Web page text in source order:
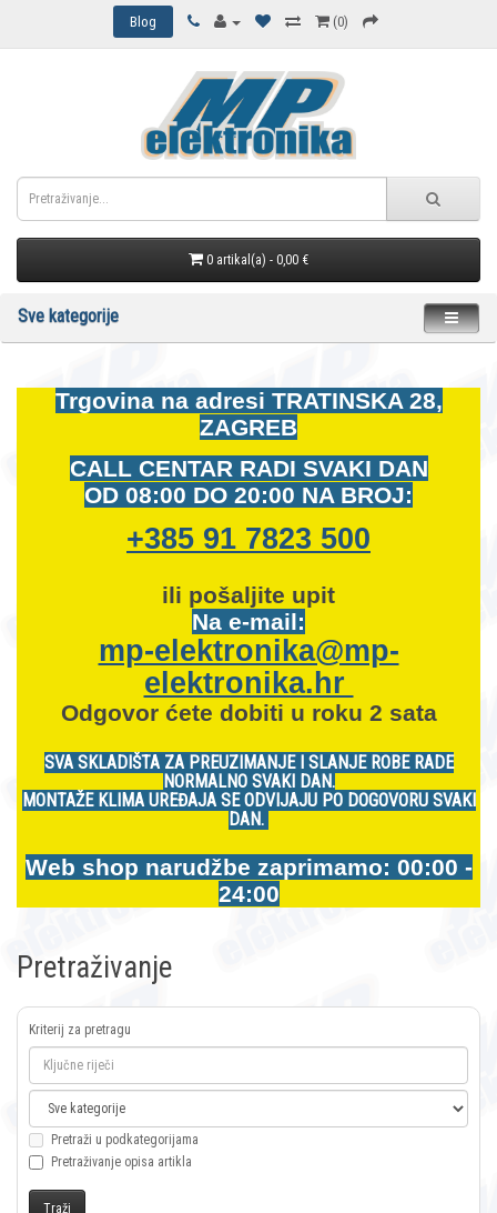
Blog (0)
0 artikal(a) - 0,00 €
Sve kategorije
Trgovina na adresi TRATINSKA 28,
ZAGREB
CALL CENTAR RADI SVAKI DAN
OD 08:00 DO 20:00 NA BROJ:
+385 91 7823 500
ili pošaljite upit
Na e-mail:
mp-elektronika@mp-
elektronika.hr
Odgovor ćete dobiti u roku 2 sata
SVA SKLADIŠTA ZA PREUZIMANJE I SLANJE ROBE RADE
NORMALNO SVAKI DAN.
MONTAŽE KLIMA UREĐAJA SE ODVIJAJU PO DOGOVORU SVAKI
DAN.
Web shop narudžbe zaprimamo: 00:00 -
24:00
Pretraživanje
Kriterij za pretragu
Pretraži u podkategorijama
Pretraživanje opisa artikla